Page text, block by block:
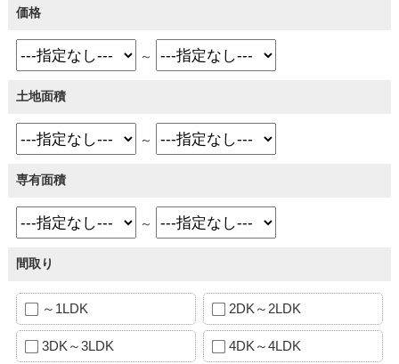
価格
～
土地面積
～
専有面積
～
間取り
～1LDK 2DK～2LDK
3DK～3LDK 4DK～4LDK